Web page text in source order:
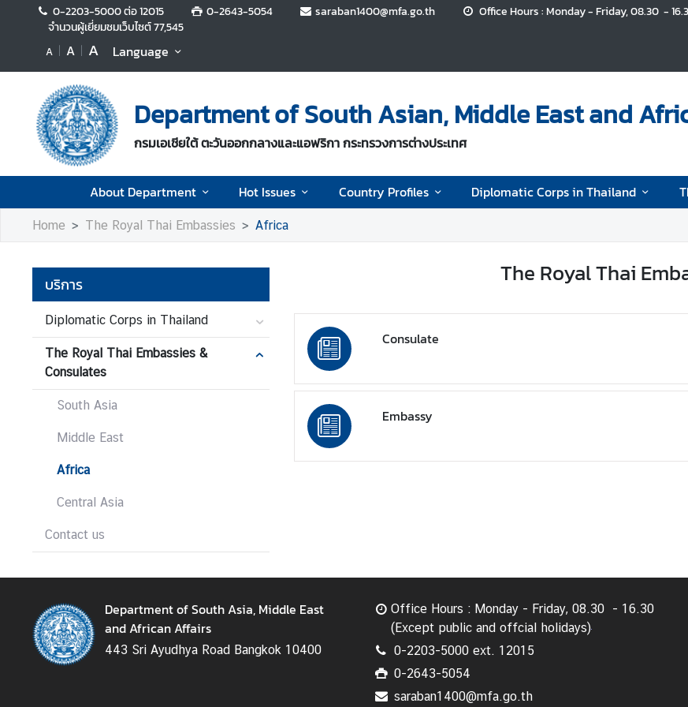
0-2203-5000 ต่อ 12015 0-2643-5054 saraban1400@mfa.go.th
Office Hours : Monday - Friday, 08.30 -
จำนวนผู้เยี่ยมชมเว็บไซต์77,545
A A A Language
Department of South Asian, Middle East and
กรมเอเชียใต้ ตะวันออกกลางและแอฟริกา กระทรวงการต่างประเทศ
About Department Hot Issues Country Profiles Diplomatic Corps in Thailand
A
b
u
t
D
a
r
n
H
o
u
n
t
Home The Royal Thai Embassies Africa
บริการ
Diplomatic Corps in Thailand
The Royal Thai Embassies &
Consulates
South Asia
Middle East
Africa
Central Asia
Contact us
The Royal Thai
Consulate
Embassy
Department of South Asia, Middle East
and African Affairs
443 Sri Ayudhya Road Bangkok 10400
Office Hours : Monday - Friday, 08.30 - 16.30
(Except public and offcial holidays)
0-2203-5000 ext. 12015
0-2643-5054
saraban1400@mfa.go.th